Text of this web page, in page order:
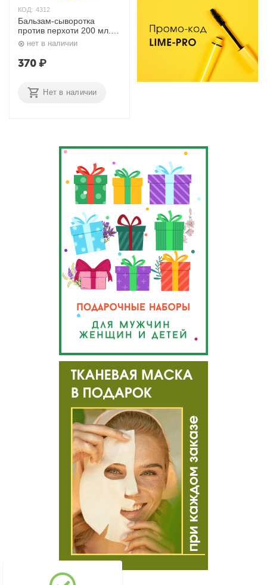
КОД: 4312
Бальзам-сыворотка
против перхоти 200 мл.
Nexxt
нет в наличии
370₽
Нет в наличии